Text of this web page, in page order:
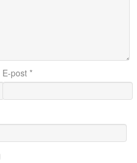
E-post *